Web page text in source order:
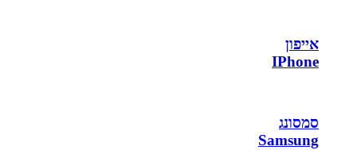
אייפון
IPhone
סמסונג
Samsung